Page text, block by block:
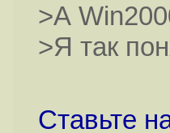
>А
>Я так
Ставьте